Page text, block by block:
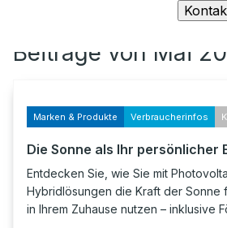
Beiträge von Mai
Marken & Produkte Verbraucherinfos
Die Sonne als Ihr persönlicher
Entdecken Sie, wie Sie mit
Hybridlösungen die Kraft der Sonne
in Ihrem Zuhause nutzen – inklusive